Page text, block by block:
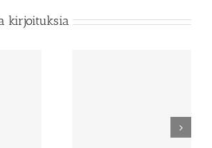
kirjoituksia